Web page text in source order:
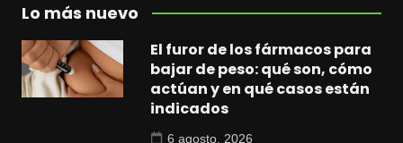
Lo más nuevo
El furor de los fármacos para
bajar de peso: qué son, cómo
actúan y en qué casos están
indicados
6 agosto, 2026